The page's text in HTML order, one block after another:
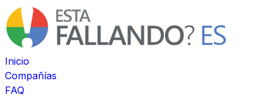
Inicio
Compañías
FAQ